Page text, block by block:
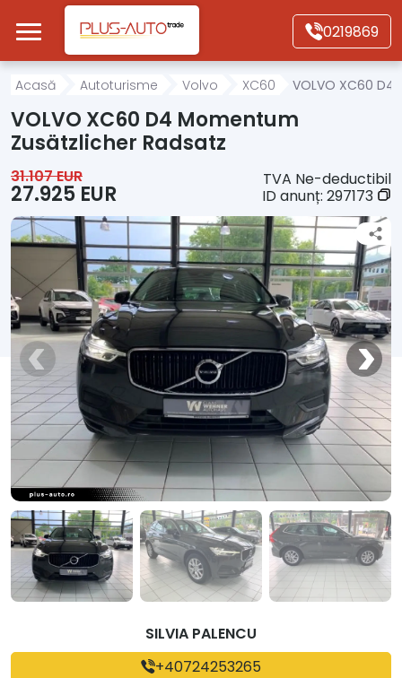
Mergi direct la conținutul principal
0219869
Acasă
Autoturisme
Motociclete
Autoutilitare
Alte tipuri vehicule
Despre Noi
Contact
Acasă Autoturisme Volvo XC60 VOLVO XC60
VOLVO XC60 D4 Momentum
Zusätzlicher Radsatz
31.107 EUR
27.925 EUR
TVA Ne-deductibil
ID anunț: 297173
SILVIA PALENCU
+40724253265